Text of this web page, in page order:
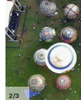
2/3